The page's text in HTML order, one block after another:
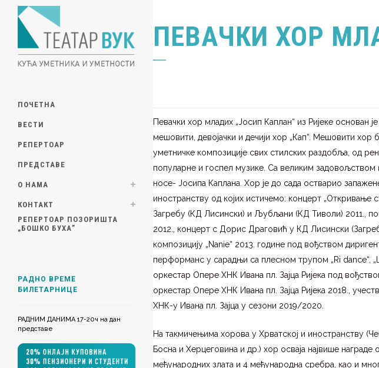
ПОЧЕТНА
ВЕСТИ
РЕПЕРТОАР
ПРЕДСТАВЕ
О НАМА
КОНТАКТ
РЕПЕРТОАР ПОЗОРИШТА
„БОШКО БУХА”
РАДНО ВРЕМЕ
БИЛЕТАРНИЦЕ
РАДНИМ ДАНИМА 17-20ч на дан
представе
ПЕВАЧКИ ХОР
Певачки хор младих „Јосип Каплан“ из Ријеке основан
мешовити, девојачки и дечији хор „Кап“. Мешовити хор
уметничке композиције свих стилских раздобља, од
популарне и госпел музике. Са великим
носе- Јосипа Каплана. Хор је до сада остварио
иностранству од којих истичемо: концерт „Откривање
Загребу (КД Лисински) и Љубљани (КД Тиволи) 2011.,
2012., концерт с Дорис Драговић у КД Лисински
композицију „Nanie“ 2013. године под вођством
перформанс у сарадњи са плесном трупом „Ri dance“,
оркестар Опере ХНК Ивана пл. Зајца Ријека под
оркестар Опере ХНК Ивана пл. Зајца Ријека 2018.,
ХНК-у Ивана пл. Зајца у сезони 2019/2020.
На такмичењима хорова у Хрватској и иностранству
Босна и Херцеговина и др.) хор осваја највише награде
међународних злата и 4 међународна сребра, као и